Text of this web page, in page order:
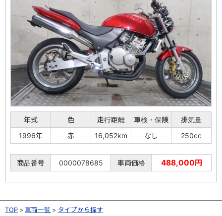
年式 色 走行距離 車検・保険
排気量
1996年
赤 16,052km なし 250cc
商品番号 0000078685 車両価格 488,000円
TOP 車両一覧 タイプから探す